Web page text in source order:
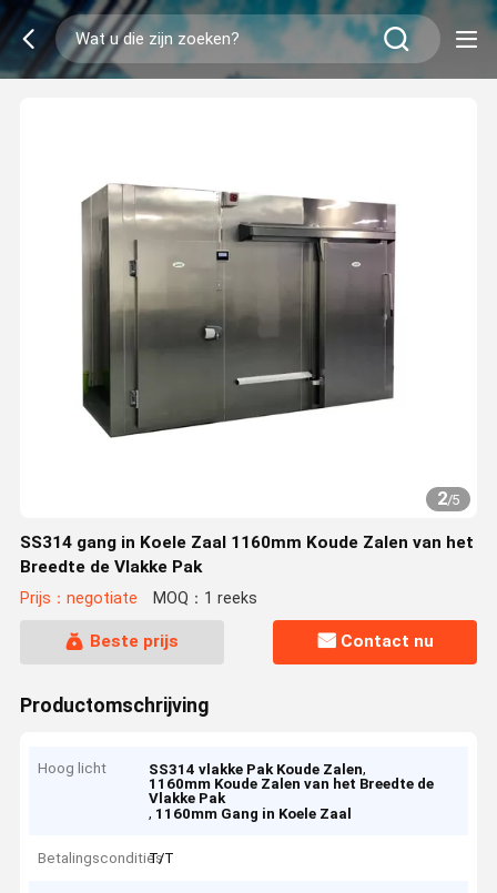
2/5
SS314 gang in Koele Zaal 1160mm Koude Zalen van het
Breedte de Vlakke Pak
Prijs：negotiate MOQ：1 reeks
Beste prijs Contact nu
Productomschrijving
Hoog licht SS314 vlakke Pak Koude Zalen,
1160mm Koude Zalen van het Breedte de
Vlakke Pak
, 1160mm Gang in Koele Zaal
Betalingscondities
T/T